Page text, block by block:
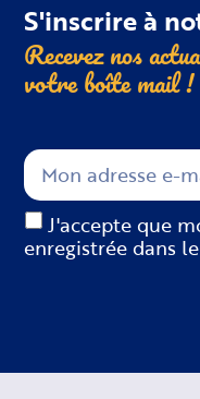
S'inscrire à
Recevez nos
votre boîtemail !
J'accepte que
enregistrée dans